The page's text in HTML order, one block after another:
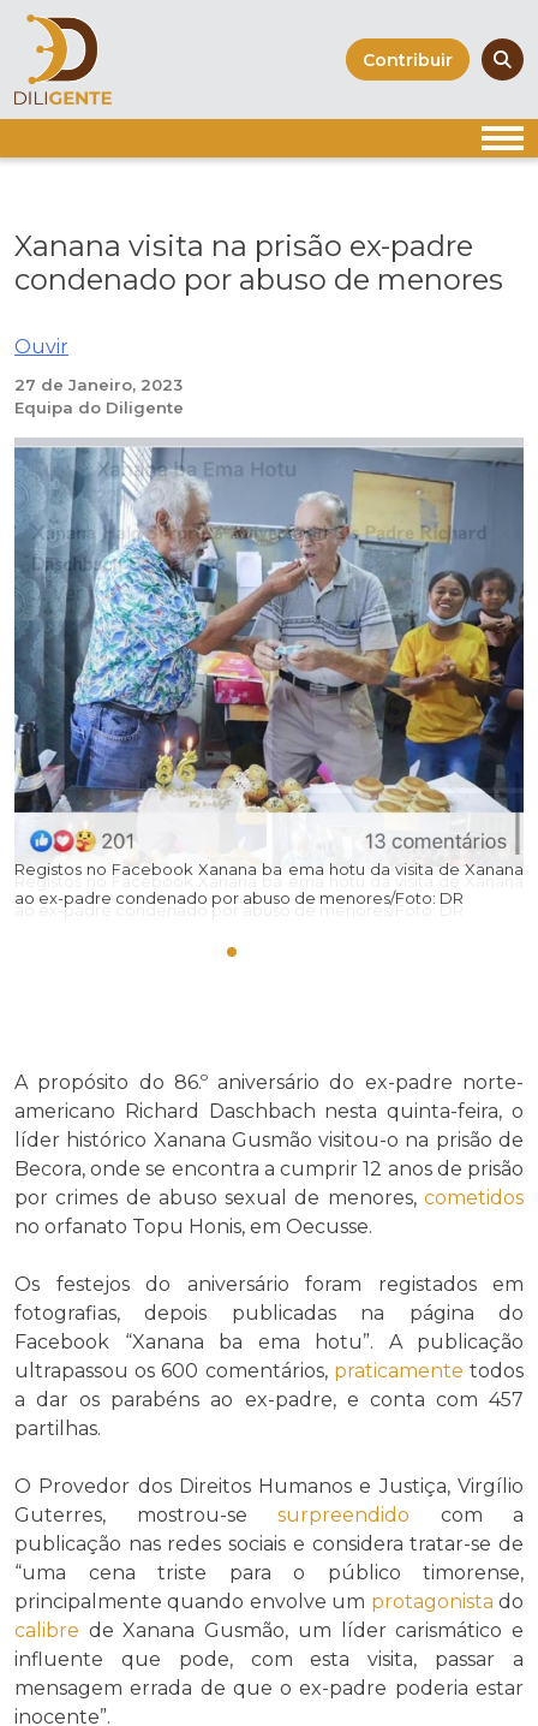
Skip
content
Contribuir
Xanana visita na prisão ex-padre
condenado por abuso de menores
Ouvir
27 de Janeiro, 2023
Equipa do Diligente
Registos no Facebook Xanana ba ema hotu da visita de Xanana
ao ex-padre condenado por abuso de menores/Foto: DR
A propósito do 86.º aniversário do ex-padre norte-
americano Richard Daschbach nesta quinta-feira, o
líder histórico Xanana Gusmão visitou-o na prisão de
Becora, onde se encontra a cumprir 12 anos de prisão
por crimes de abuso sexual de menores, cometidos
no orfanato Topu Honis, em Oecusse.
Os festejos do aniversário foram registados em
fotografias, depois publicadas na página do
Facebook “Xanana ba ema hotu”. A publicação
ultrapassou os 600 comentários, praticamente todos
a dar os parabéns ao ex-padre, e conta com 457
partilhas.
O Provedor dos Direitos Humanos e Justiça, Virgílio
Guterres, mostrou-se surpreendido com a
publicação nas redes sociais e considera tratar-se de
“uma cena triste para o público timorense,
principalmente quando envolve um protagonista do
calibre de Xanana Gusmão, um líder carismático e
influente que pode, com esta visita, passar a
mensagem errada de que o ex-padre poderia estar
inocente”.